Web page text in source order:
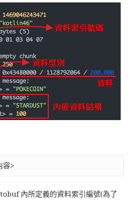
內所定義的資料索引編號(為了